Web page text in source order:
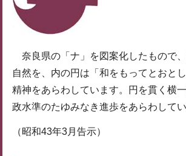
奈良県の「ナ」を図案化したもので
自然を、内の円は「和をもってとおと
精神をあらわしています。円を貫く横
政水準のたゆみなき進歩をあらわしてい
（昭和43年3月告示）